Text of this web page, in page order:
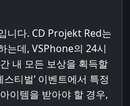
니다. CD Projekt Red는
는데, VSPhone의 24시
내 모든 보상을 획득할
티벌’ 이벤트에서 특정
이템을 받아야 할 경우,